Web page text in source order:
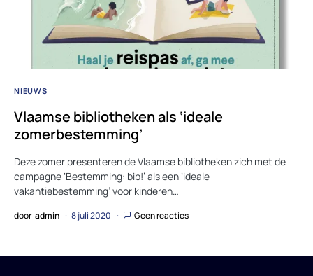
NIEUWS
Vlaamse bibliotheken als ‘ideale
zomerbestemming’
Deze zomer presenteren de Vlaamse bibliotheken zich met de
campagne ‘Bestemming: bib!’ als een ‘ideale
vakantiebestemming’ voor kinderen…
door admin 8 juli 2020 Geen reacties